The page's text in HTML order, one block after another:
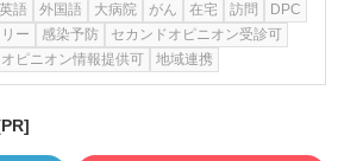
英語 外国語 大病院 がん 在宅 訪問
DPC
ー
感染予防
セカンドオピニオン受診可
ピニオン情報提供可
地域連携